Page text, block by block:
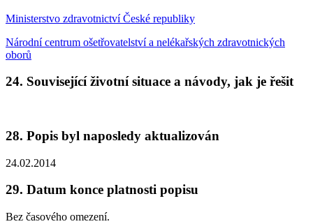
Ministerstvo zdravotnictví České republiky
Národní centrum ošetřovatelství a nelékařských zdravotnických
oborů
24. Související životní situace a návody, jak je řešit
28. Popis byl naposledy aktualizován
24.02.2014
29. Datum konce platnosti popisu
Bez časového omezení.